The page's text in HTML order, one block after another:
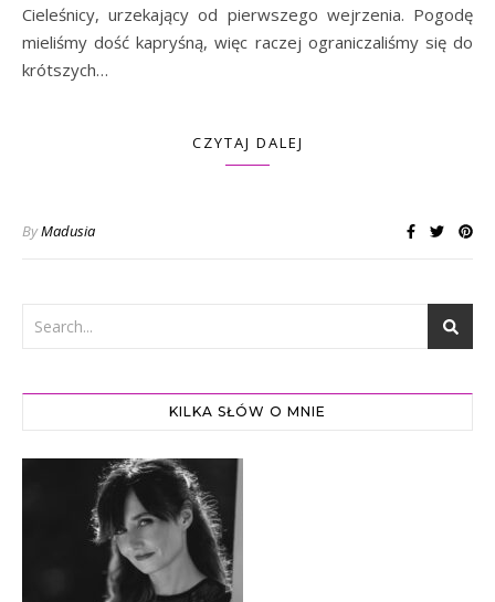
Cieleśnicy, urzekający od pierwszego wejrzenia. Pogodę
mieliśmy dość kapryśną, więc raczej ograniczaliśmy się do
krótszych…
CZYTAJ DALEJ
ByMadusia
KILKA SŁÓW O MNIE